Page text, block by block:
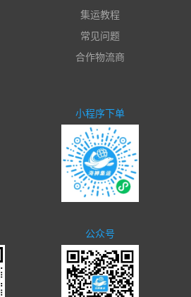
集运教程
常见问题
合作物流商
小程序下单
公众号